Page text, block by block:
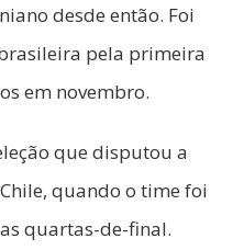
desde então. Foi
pela primeira
em novembro.
que disputou a
quando o time foi
quartas-de-final.